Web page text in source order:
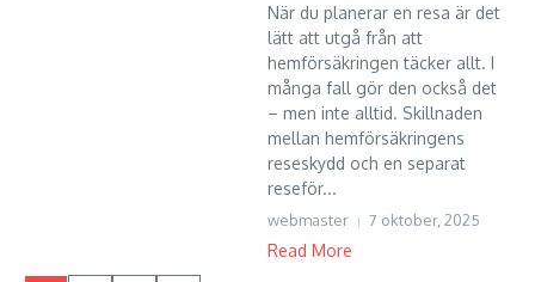
När du planerar en resa är det
lätt att utgå från att
hemförsäkringen täcker allt. I
många fall gör den också det
– men inte alltid. Skillnaden
mellan hemförsäkringens
reseskydd och en separat
reseför...
webmaster 7 oktober, 2025
Read More